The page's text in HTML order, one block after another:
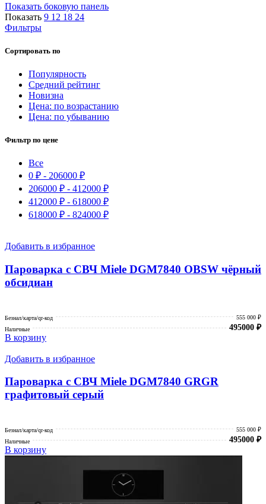
недавние
Показать боковую панель
Показать 9 12 18 24
Фильтры
Сортировать по
Популярность
Средний рейтинг
Новизна
Цена: по возрастанию
Цена: по убыванию
Фильтр по цене
Все
0 ₽ - 206000 ₽
206000 ₽ - 412000 ₽
412000 ₽ - 618000 ₽
618000 ₽ - 824000 ₽
Добавить в избранное
Пароварка с СВЧ Miele DGM7840 OBSW чёрный
обсидиан
Безнал/карта/qr-код
555 000 ₽
Наличные
495000 ₽
В корзину
Добавить в избранное
Пароварка с СВЧ Miele DGM7840 GRGR
графитовый серый
Безнал/карта/qr-код
555 000 ₽
Наличные
495000 ₽
В корзину